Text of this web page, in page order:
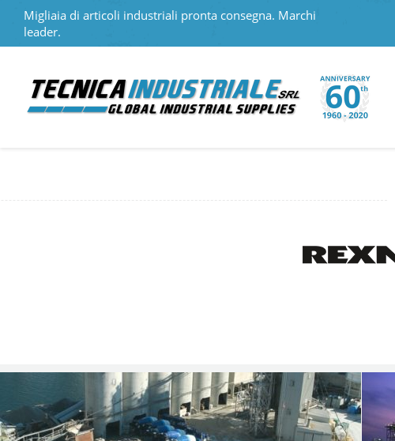
Migliaia di articoli industriali pronta consegna. Marchi
leader.